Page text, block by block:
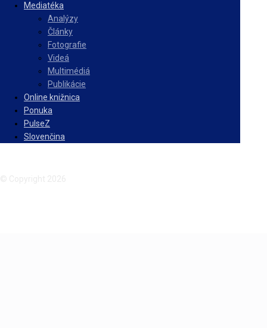
Mediatéka
Analýzy
Články
Fotografie
Videá
Multimédiá
Publikácie
Online knižnica
Ponuka
PulseZ
Slovenčina